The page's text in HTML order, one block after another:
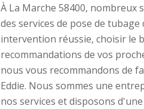
À La Marche 58400,
des services de pose de
intervention réussie, choisir le
recommandations de vos
nous vous recommandons de
Eddie. Nous sommes une
nos services et disposons